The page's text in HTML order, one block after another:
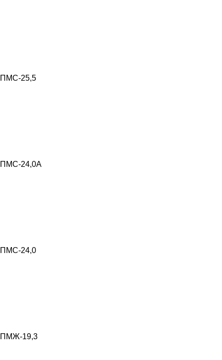
ПМС-25,5
ПМС-24,0А
ПМС-24,0
ПМЖ-19,3